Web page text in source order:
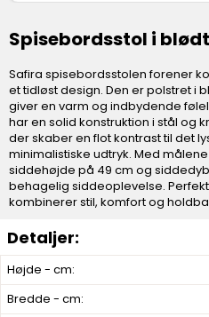
Højde - cm:
Bredde - cm:
Spisebordsstol i
Safira spisebordsstolen forener
et tidløst design. Den er polstret i
giver en varm og indbydende
har en solid konstruktion i stål og
der skaber en flot kontrast til det
minimalistiske udtryk. Med målene
siddehøjde på 49 cm og
behagelig siddeoplevelse.
kombinerer stil, komfort og